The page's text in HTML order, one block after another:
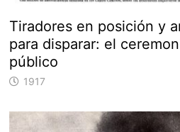
Tiradores en posición y
para disparar: el
público
1917